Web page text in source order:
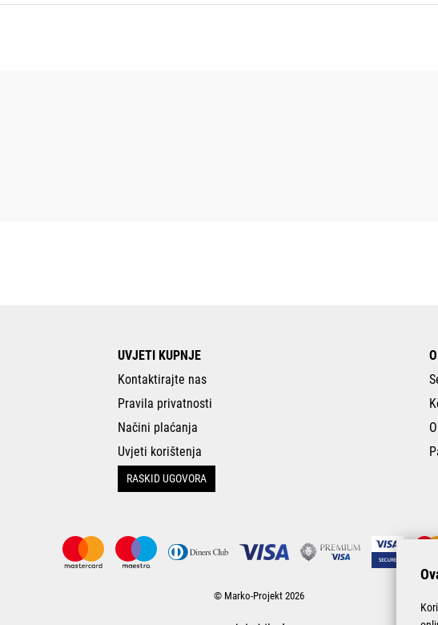
UVJETI KUPNJE
Kontaktirajte nas
Pravila privatnosti
Načini plaćanja
Uvjeti korištenja
RASKID UGOVORA
© Marko-Projekt 2026